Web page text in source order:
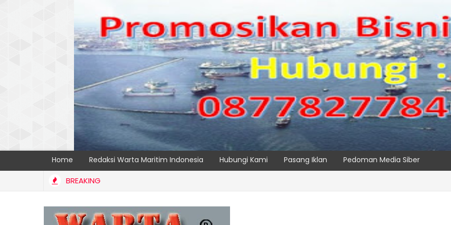
Home Redaksi Warta Maritim Indonesia Hubungi Kami Pasang Iklan Pedoman Media Siber
BREAKING